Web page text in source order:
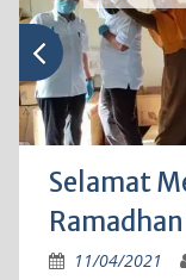
Selamat
11/04/2021